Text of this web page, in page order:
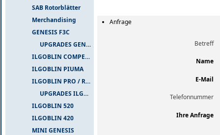
SAB Rotorblätter
Merchandising
GENESIS F3C
UPGRADES GENESIS F3C
ILGOBLIN COMPETIZIONE
ILGOBLIN PIUMA
ILGOBLIN PRO / RAW 700
UPGRADES ILGOBLIN PRO / RAW 700
ILGOBLIN 520
ILGOBLIN 420
MINI GENESIS
Anfrage
Betreff
Name
E-Mail
Telefonnummer
Ihre Anfrage